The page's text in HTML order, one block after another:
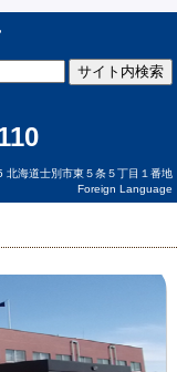
北海道士別市東５条５丁目１番地
Foreign Language